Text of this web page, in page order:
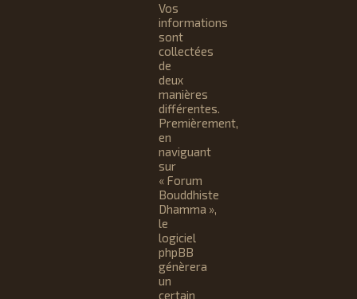
Vos
informations
sont
collectées
de
deux
manières
différentes.
Premièrement,
en
naviguant
sur
« Forum
Bouddhiste
Dhamma »,
le
logiciel
phpBB
génèrera
un
certain